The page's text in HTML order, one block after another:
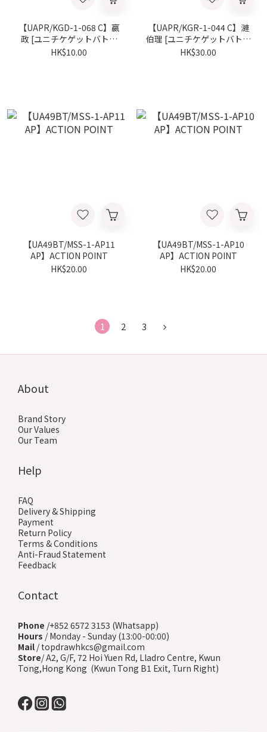
【UAPR/KGD-1-068 C】嬴
政 [ユニチケゲットバトル
2026年2月開催参加記念品]
HK$10.00
【UAPR/KGR-1-044 C】漣
伯理 [ユニチケゲットバトル
2026年1月開催参加記念品 ]
HK$30.00
【UA49BT/MSS-1-AP11
AP】ACTION POINT
HK$20.00
【UA49BT/MSS-1-AP10
AP】ACTION POINT
HK$20.00
1 2 3
About
Brand Story
Our Values
Our Team
Help
FAQ
Delivery & Shipping
Payment
Return Policy
Terms & Conditions
Anti-Fraud Statement
Feedback
Contact
Phone /+852 6572 3153 (Whatsapp)
Hours / Monday - Sunday (13:00-00:00)
Mail / topdrawhkcs@gmail.com
Store/ A2, G/F, 72 Hoi Yuen Rd, Lladro Centre, Kwun
Tong,Hong Kong (Kwun Tong B1 Exit, Turn Right)